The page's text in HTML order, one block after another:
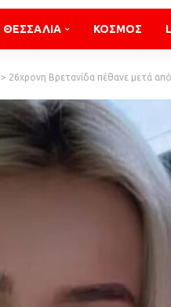
ΘΕΣΣΑΛΙΑ ΚΟΣΜΟΣ
> 26χρονη Βρετανίδα πέθανε μετά